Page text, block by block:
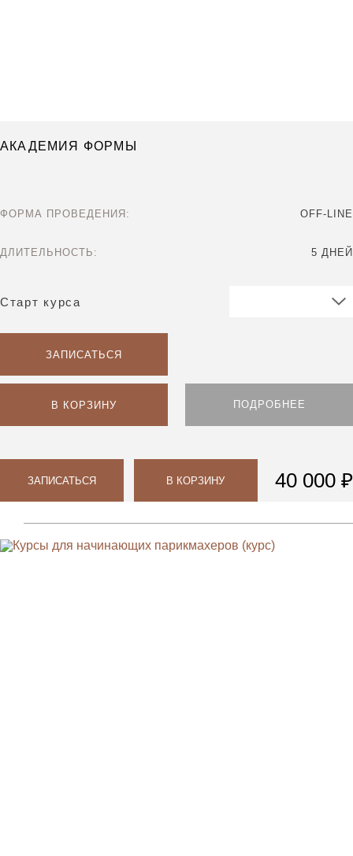
АКАДЕМИЯ ФОРМЫ
ФОРМА ПРОВЕДЕНИЯ: OFF-LINE
ДЛИТЕЛЬНОСТЬ: 5 ДНЕЙ
Старт курса
ЗАПИСАТЬСЯ
В КОРЗИНУ ПОДРОБНЕЕ
ЗАПИСАТЬСЯ В КОРЗИНУ 40 000 ₽